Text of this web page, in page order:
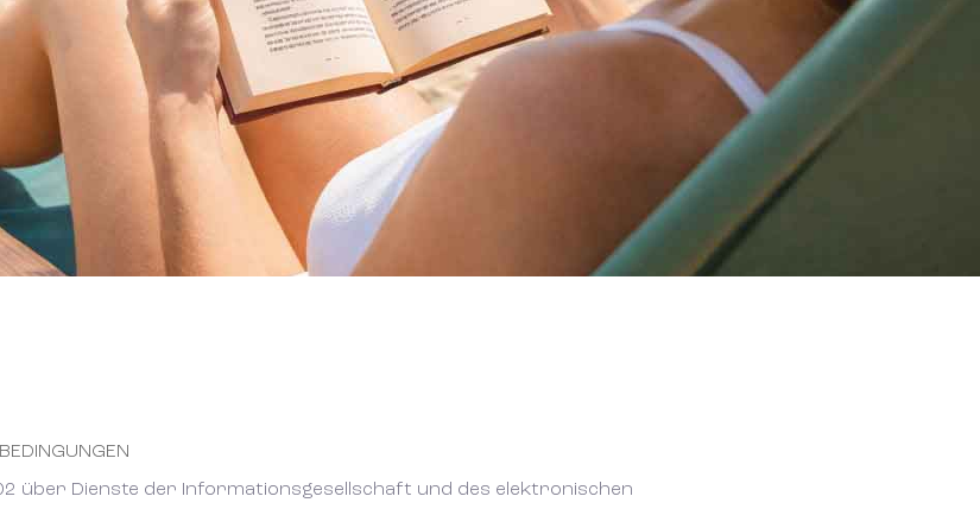
über Dienste der Informationsgesellschaft und des elektronischen